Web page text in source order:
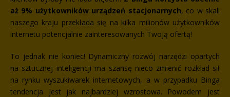
aż 9% użytkowników urządzeń stacjonarnych, co w skali
naszego kraju przekłada się na kilka milionów użytkowników
internetu potencjalnie zainteresowanych Twoją ofertą!
To jednak nie koniec! Dynamiczny rozwój narzędzi opartych
na sztucznej inteligencji ma szansę nieco zmienić rozkład sił
na rynku wyszukiwarek internetowych, a w przypadku Binga
tendencja jest jak najbardziej wzrostowa. Powodem jest